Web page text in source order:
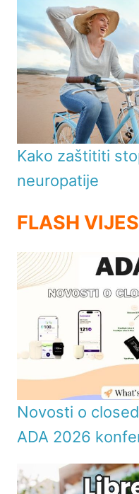
Kako zaštititi
neuropatije
FLASH
Novosti o
ADA 2026